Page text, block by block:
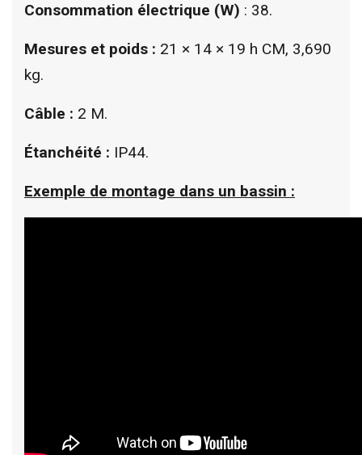
Consommation électrique (W) : 38.
Mesures et poids : 21 × 14 × 19 h CM, 3,690
kg.
Câble : 2 M.
Étanchéité : IP44.
Exemple de montage dans un bassin :